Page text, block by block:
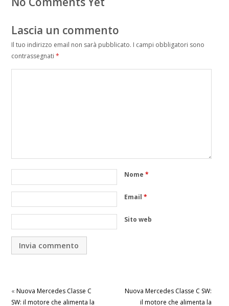
Lascia un commento
Il tuo indirizzo email non sarà pubblicato. I campi obbligatori sono
contrassegnati *
Nome *
Email *
Sito web
« Nuova Mercedes Classe C
SW: il motore che alimenta la
Nuova Mercedes Classe C SW:
il motore che alimenta la